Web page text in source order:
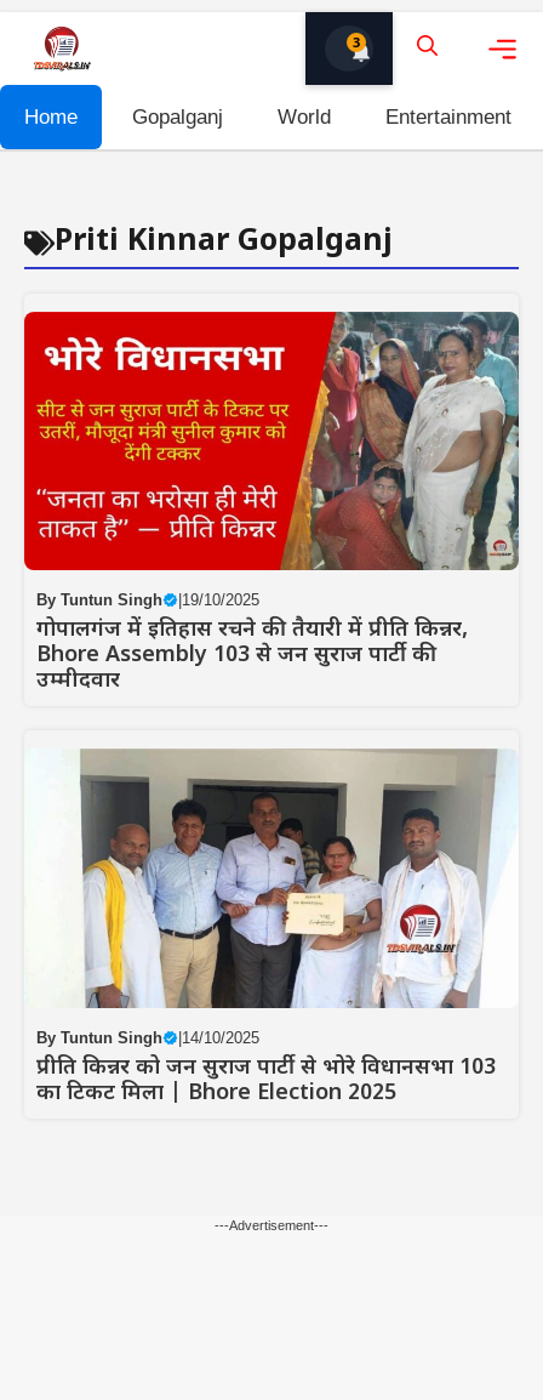
content
3
Home Gopalganj World Entertainment
Priti Kinnar Gopalganj
By Tuntun Singh 19/10/2025
गोपालगंज में इतिहास रचने की तैयारी में प्रीति किन्नर,
Bhore Assembly 103 से जन सुराज पार्टी की
उम्मीदवार
By Tuntun Singh 14/10/2025
प्रीति किन्नर को जन सुराज पार्टी से भोरे विधानसभा 103
का टिकट मिला | Bhore Election 2025
---Advertisement---